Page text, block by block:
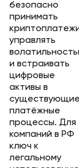
безопасно
принимать
управлять
и встраивать
цифровые
активы в
существующие
платёжные
процессы. Для
компаний в РФ
ключ к
легальному